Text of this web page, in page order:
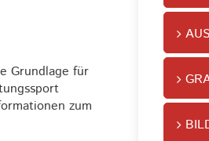
Grundlage für
zum